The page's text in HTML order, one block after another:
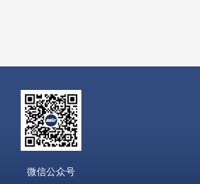
微信公众号